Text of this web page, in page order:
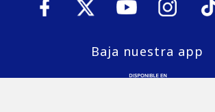
Baja nuestra app